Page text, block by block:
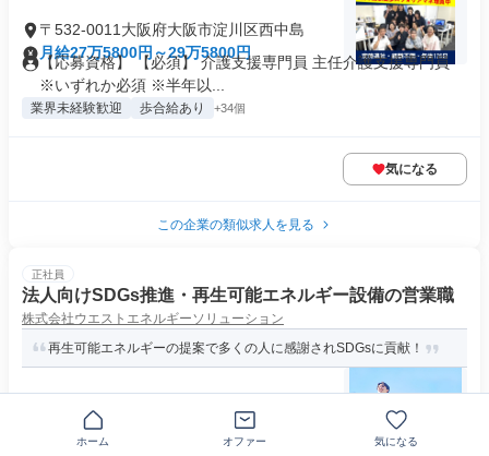
〒532-0011大阪府大阪市淀川区西中島
月給27万5800円～29万5800円
【応募資格】 【必須】 介護支援専門員 主任介護支援専門員
※いずれか必須 ※半年以...
業界未経験歓迎 歩合給あり +34個
気になる
この企業の類似求人を見る
正社員
法人向けSDGs推進・再生可能エネルギー設備の営業職
株式会社ウエストエネルギーソリューション
再生可能エネルギーの提案で多くの人に感謝されSDGsに貢献！
〒532-0011大阪府大阪市淀川区西中島
月給30万円～100万円
求めている人材 普通自動車免許（AT限定可） 学歴不問 ◆人
ホーム オファー 気になる